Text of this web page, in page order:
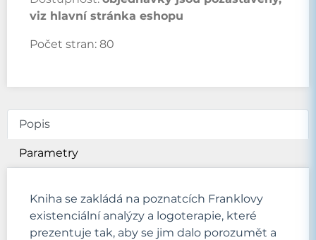
viz hlavní stránka eshopu
Počet stran: 80
Popis
Parametry
Kniha se zakládá na poznatcích Franklovy
existenciální analýzy a logoterapie, které
prezentuje tak, aby se jim dalo porozumět a